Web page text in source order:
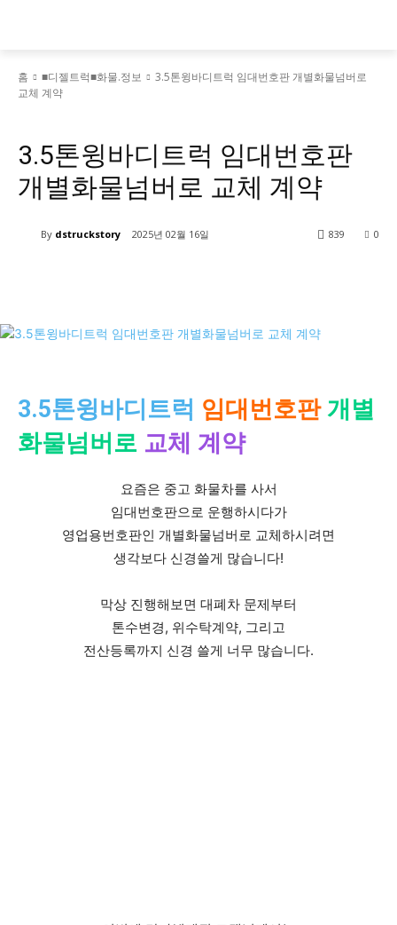
홈 ■디젤트럭■화물.정보
3.5톤윙바디트럭 임대번호판 개별화물넘버로
교체 계약
3.5톤윙바디트럭 임대번호판
개별화물넘버로 교체 계약
By dstruckstory 2025년 02월 16일 0
839
3.5톤윙바디트럭 임대번호판 개별
화물넘버로 교체 계약
요즘은 중고 화물차를 사서
임대번호판으로 운행하시다가
영업용번호판인 개별화물넘버로 교체하시려면
생각보다 신경쓸게 많습니다!
​막상 진행해보면 대폐차 문제부터
톤수변경, 위수탁계약, 그리고
전산등록까지 신경 쓸게 너무 많습니다.